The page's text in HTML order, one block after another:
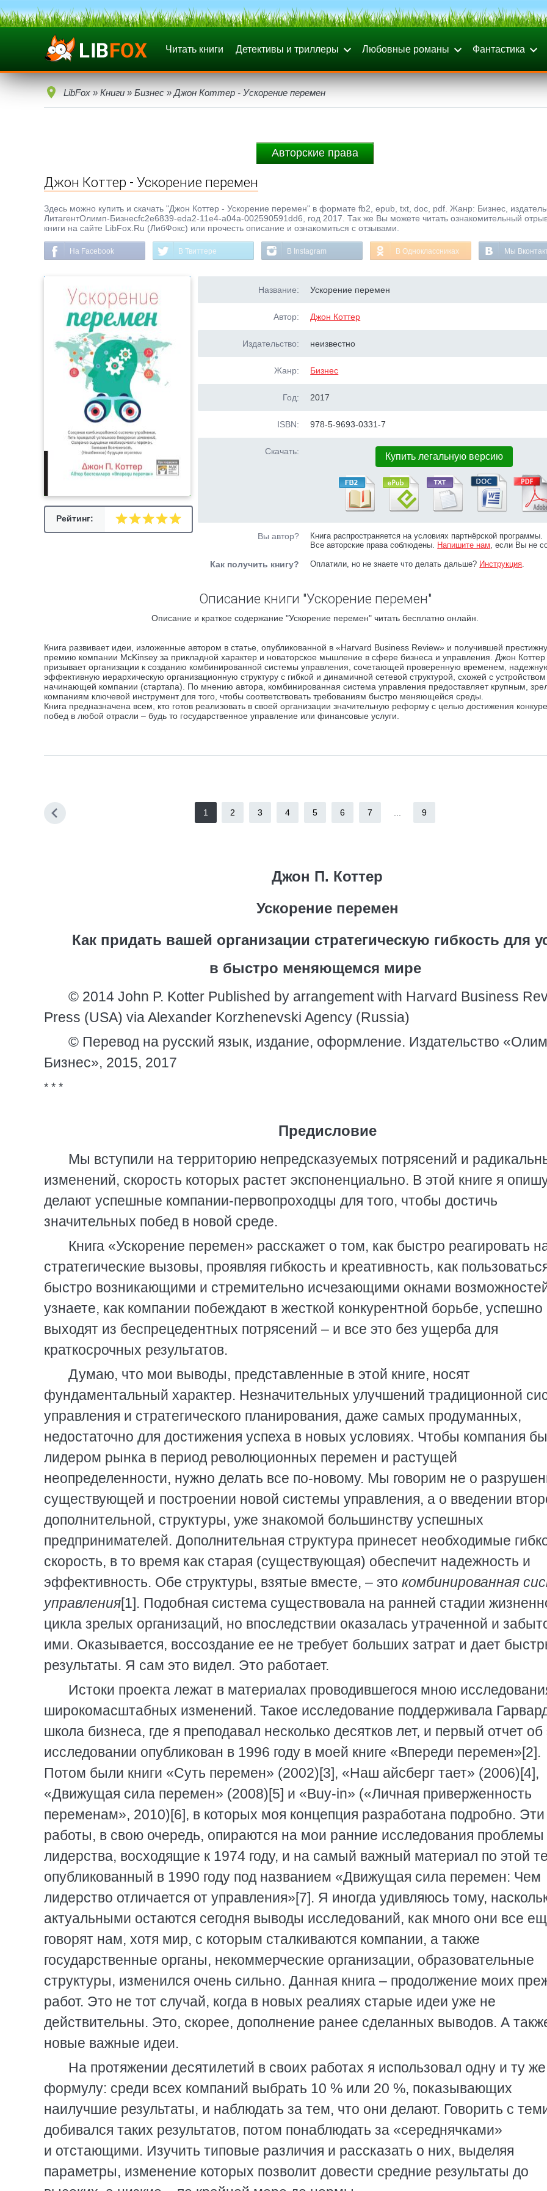
Читать книги Детективы и триллеры Любовные романы Фантастика
LibFox » Книги » Бизнес » Джон Коттер - Ускорение перемен
Авторские права
Джон Коттер - Ускорение перемен
Здесь можно купить и скачать "Джон Коттер - Ускорение перемен" в формате fb2, epub, txt, doc, pdf. Жанр: Бизнес,
ЛитагентОлимп-Бизнесfc2e6839-eda2-11e4-a04a-002590591dd6, год 2017. Так же Вы можете читать ознакомительный
книги на сайте LibFox.Ru (ЛибФокс) или прочесть описание и ознакомиться с отзывами.
На Facebook В Твиттере В Instagram В Одноклассниках Мы
Рейтинг:
Название: Ускорение перемен
Автор: Джон Коттер
Издательство: неизвестно
Жанр: Бизнес
Год: 2017
ISBN: 978-5-9693-0331-7
Скачать: Купить легальную версию
Вы автор?
Книга распространяется на условиях партнёрской программы.
Все авторские права соблюдены. Напишите нам, если Вы не
Как получить книгу? Оплатили, но не знаете что делать дальше? Инструкция.
Описание книги "Ускорение перемен"
Описание и краткое содержание "Ускорение перемен" читать бесплатно онлайн.
Книга развивает идеи, изложенные автором в статье, опубликованной в «Harvard Business Review» и получившей
премию компании McKinsey за прикладной характер и новаторское мышление в сфере бизнеса и управления. Джон Коттер
призывает организации к созданию комбинированной системы управления, сочетающей проверенную временем,
эффективную иерархическую организационную структуру с гибкой и динамичной сетевой структурой, схожей с устройством
начинающей компании (стартапа). По мнению автора, комбинированная система управления предоставляет крупным,
компаниям ключевой инструмент для того, чтобы соответствовать требованиям быстро меняющейся среды.
Книга предназначена всем, кто готов реализовать в своей организации значительную реформу с целью достижения
побед в любой отрасли – будь то государственное управление или финансовые услуги.
1 2 3 4 5 6 7 9
Джон П. Коттер
Ускорение перемен
Как придать вашей организации стратегическую гибкость для
в быстро меняющемся мире
© 2014 John P. Kotter Published by arrangement with Harvard Business
Press (USA) via Alexander Korzhenevski Agency (Russia)
© Перевод на русский язык, издание, оформление. Издательство
Бизнес», 2015, 2017
* * *
Предисловие
Мы вступили на территорию непредсказуемых потрясений и
изменений, скорость которых растет экспоненциально. В этой книге я
делают успешные компании-первопроходцы для того, чтобы достичь
значительных побед в новой среде.
Книга «Ускорение перемен» расскажет о том, как быстро реагировать
стратегические вызовы, проявляя гибкость и креативность, как
быстро возникающими и стремительно исчезающими окнами
узнаете, как компании побеждают в жесткой конкурентной борьбе, успешно
выходят из беспрецедентных потрясений – и все это без ущерба для
краткосрочных результатов.
Думаю, что мои выводы, представленные в этой книге, носят
фундаментальный характер. Незначительных улучшений традиционной
управления и стратегического планирования, даже самых продуманных,
недостаточно для достижения успеха в новых условиях. Чтобы компания
лидером рынка в период революционных перемен и растущей
неопределенности, нужно делать все по-новому. Мы говорим не о
существующей и построении новой системы управления, а о введении
дополнительной, структуры, уже знакомой большинству успешных
предпринимателей. Дополнительная структура принесет необходимые
скорость, в то время как старая (существующая) обеспечит надежность и
эффективность. Обе структуры, взятые вместе, – это комбинированная
управления[1]. Подобная система существовала на ранней стадии
цикла зрелых организаций, но впоследствии оказалась утраченной и
ими. Оказывается, воссоздание ее не требует больших затрат и дает
результаты. Я сам это видел. Это работает.
Истоки проекта лежат в материалах проводившегося мною
широкомасштабных изменений. Такое исследование поддерживала
школа бизнеса, где я преподавал несколько десятков лет, и первый отчет об
исследовании опубликован в 1996 году в моей книге «Впереди перемен»[2].
Потом были книги «Суть перемен» (2002)[3], «Наш айсберг тает» (2006)[4],
«Движущая сила перемен» (2008)[5] и «Buy-in» («Личная приверженность
переменам», 2010)[6], в которых моя концепция разработана подробно. Эти
работы, в свою очередь, опираются на мои ранние исследования проблемы
лидерства, восходящие к 1974 году, и на самый важный материал по этой
опубликованный в 1990 году под названием «Движущая сила перемен: Чем
лидерство отличается от управления»[7]. Я иногда удивляюсь тому,
актуальными остаются сегодня выводы исследований, как много они все
говорят нам, хотя мир, с которым сталкиваются компании, а также
государственные органы, некоммерческие организации, образовательные
структуры, изменился очень сильно. Данная книга – продолжение моих
работ. Это не тот случай, когда в новых реалиях старые идеи уже не
действительны. Это, скорее, дополнение ранее сделанных выводов. А
новые важные идеи.
На протяжении десятилетий в своих работах я использовал одну и ту же
формулу: среди всех компаний выбрать 10 % или 20 %, показывающих
наилучшие результаты, и наблюдать за тем, что они делают. Говорить с
добивался таких результатов, потом понаблюдать за «середнячками»
и отстающими. Изучить типовые различия и рассказать о них, выделяя
параметры, изменение которых позволит довести средние результаты до